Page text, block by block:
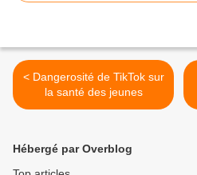
< Dangerosité de TikTok sur
la santé des jeunes
Hébergé par Overblog